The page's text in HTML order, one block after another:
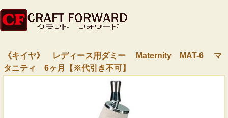
《キイヤ》 レディース用ダミー Maternity MAT-6 マ
タニティ 6ヶ月【※代引き不可】